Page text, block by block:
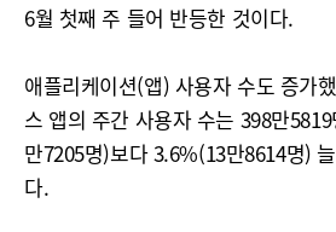
6월 첫째 주 들어 반등한 것이다.
애플리케이션(앱) 사용자 수도 증가
스 앱의 주간 사용자 수는 398만
만7205명)보다 3.6%(13만8614명)
다.